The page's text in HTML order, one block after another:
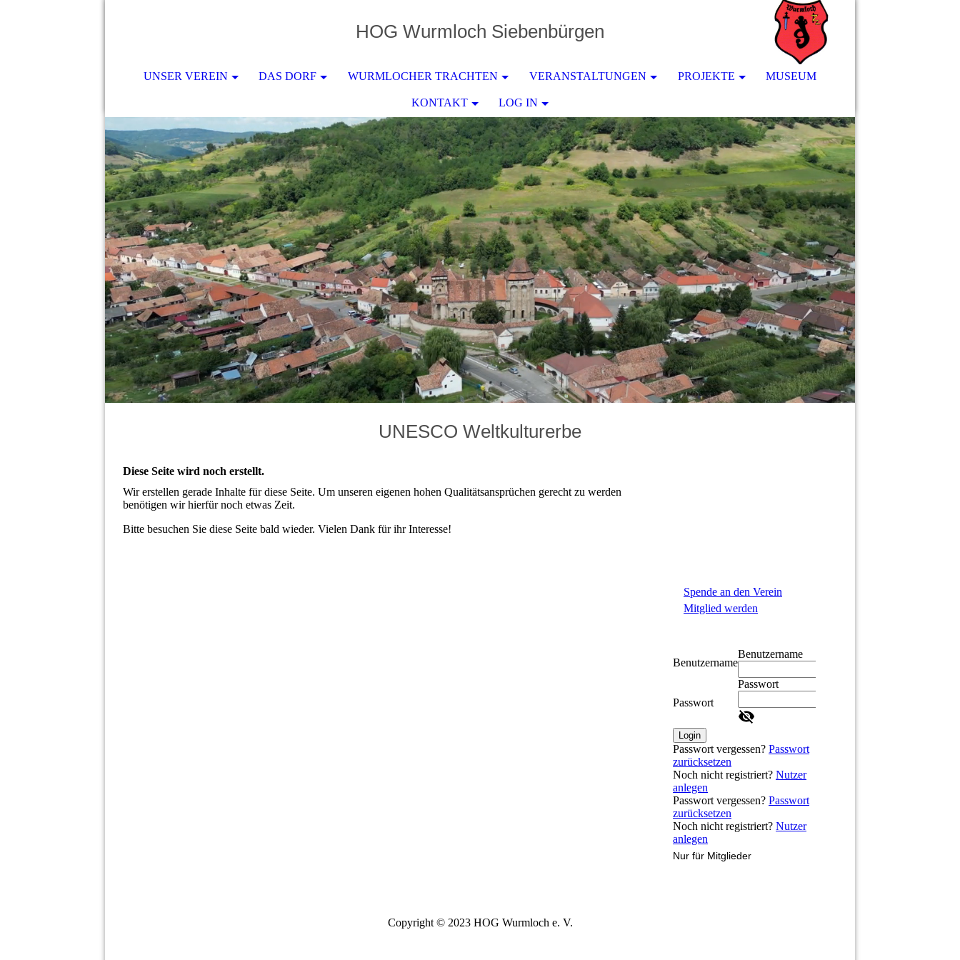
HOG Wurmloch Siebenbürgen
UNSER VEREIN DAS DORF WURMLOCHER TRACHTEN VERANSTALTUNGEN PROJEKTE MUSEUM
KONTAKT LOG IN
UNESCO Weltkulturerbe
Diese Seite wird noch erstellt.
Wir erstellen gerade Inhalte für diese Seite. Um unseren eigenen hohen Qualitätsansprüchen gerecht zu werden
benötigen wir hierfür noch etwas Zeit.
Bitte besuchen Sie diese Seite bald wieder. Vielen Dank für ihr Interesse!
Spende an den Verein
Mitglied werden
Benutzername
Benutzername
Passwort
Passwort
Login
Passwort vergessen? Passwort
zurücksetzen
Noch nicht registriert? Nutzer
anlegen
Passwort vergessen? Passwort
zurücksetzen
Noch nicht registriert? Nutzer
anlegen
Nur für Mitglieder
Copyright © 2023 HOG Wurmloch e. V.